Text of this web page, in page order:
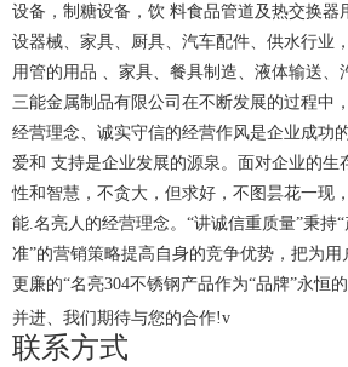
设备，制糖设备，饮 料食品管道及热交换器
设器械、家具、厨具、汽车配件、供水行业
用管的用品 、家具、餐具制造、液体输送、
三能金属制品有限公司在不断发展的过程中
经营理念、诚实守信的经营作风是企业成功
爱和 支持是企业发展的源泉。面对企业的生
性和智慧，不贪大，但求好，不图昙花一现
能.名亮人的经营理念。“讲诚信重质量”秉持
准”的营销策略提高自身的竞争优势，把为
更廉的“名亮304不锈钢产品作为“品牌”永恒
并进、我们期待与您的合作!v
联系方式